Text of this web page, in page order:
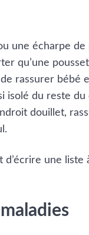
une écharpe de
qu’une
rassurer bébé
isolé du reste
douillet,
d’écrire une liste